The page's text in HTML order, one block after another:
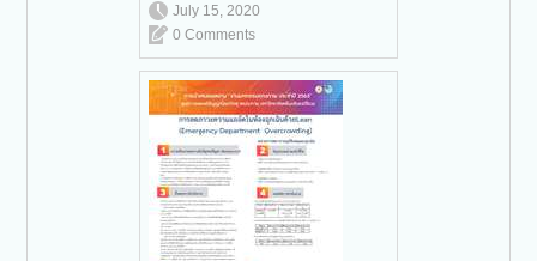
July 15, 2020
0 Comments